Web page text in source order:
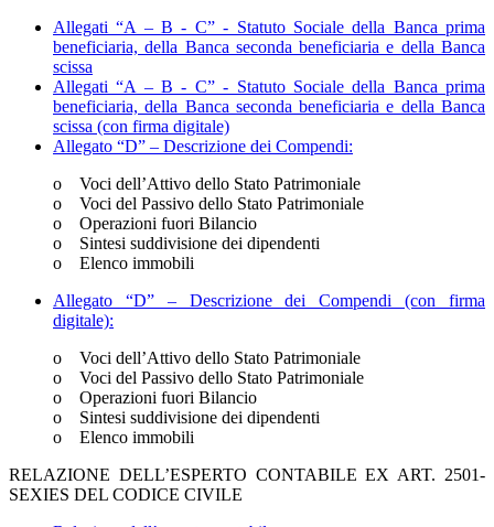
Allegati “A – B - C” - Statuto Sociale della Banca prima
beneficiaria, della Banca seconda beneficiaria e della Banca
scissa
Allegati “A – B - C” - Statuto Sociale della Banca prima
beneficiaria, della Banca seconda beneficiaria e della Banca
scissa (con firma digitale)
Allegato “D” – Descrizione dei Compendi:
o Voci dell’Attivo dello Stato Patrimoniale
o Voci del Passivo dello Stato Patrimoniale
o Operazioni fuori Bilancio
o Sintesi suddivisione dei dipendenti
o Elenco immobili
Allegato “D” – Descrizione dei Compendi (con firma
digitale):
o Voci dell’Attivo dello Stato Patrimoniale
o Voci del Passivo dello Stato Patrimoniale
o Operazioni fuori Bilancio
o Sintesi suddivisione dei dipendenti
o Elenco immobili
RELAZIONE DELL’ESPERTO CONTABILE EX ART. 2501-
SEXIES DEL CODICE CIVILE